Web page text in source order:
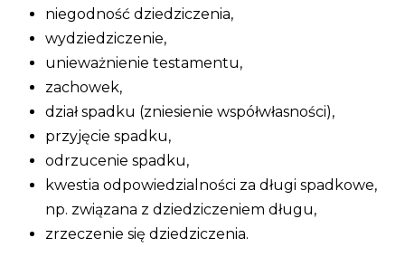
niegodność dziedziczenia,
wydziedziczenie,
unieważnienie testamentu,
zachowek,
dział spadku (zniesienie współwłasności),
przyjęcie spadku,
odrzucenie spadku,
kwestia odpowiedzialności za długi spadkowe,
np. związana z dziedziczeniem długu,
zrzeczenie się dziedziczenia.